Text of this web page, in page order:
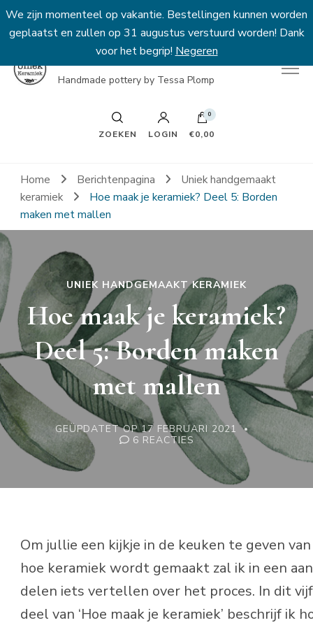
We zijn momenteel op vakantie. Bestellingen kunnen worden
geplaatst en zullen op 31 augustus verstuurd worden! Dank
voor het begrip! Negeren
Handmade pottery by Tessa Plomp
ZOEKEN LOGIN
0
€0,00
Home Berichtenpagina
Uniek handgemaakt
keramiek
Hoe maak je keramiek? Deel 5: Borden
maken met mallen
UNIEK HANDGEMAAKT KERAMIEK
Hoe maak je keramiek?
Deel 5: Borden maken
met mallen
GEÜPDATET OP17 FEBRUARI 2021
6 REACTIES OP
HOE
MAAK
JE
KERAMIEK?
MET
MALLEN
Om jullie een kijkje in de keuken te geven van
hoe keramiek wordt gemaakt zal ik in een
delen iets vertellen over het proces. In dit
deel van ‘Hoe maak je keramiek’ beschrijf ik